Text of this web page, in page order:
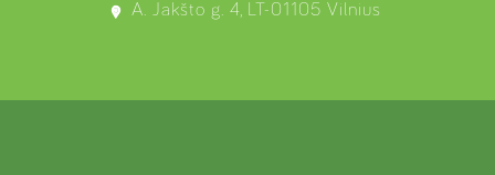
A. Jakšto g. 4, LT-01105 Vilnius